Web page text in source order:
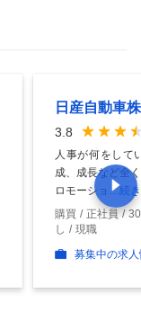
日産自動車
3.8
人事が何をして
成、成長など全
ロモーショ …続
購買
正社員
し
現職
募集中の求